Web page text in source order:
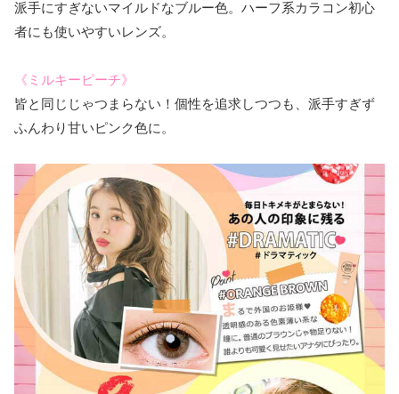
派手にすぎないマイルドなブルー色。ハーフ系カラコン初心
者にも使いやすいレンズ。
《ミルキーピーチ》
皆と同じじゃつまらない！個性を追求しつつも、派手すぎず
ふんわり甘いピンク色に。